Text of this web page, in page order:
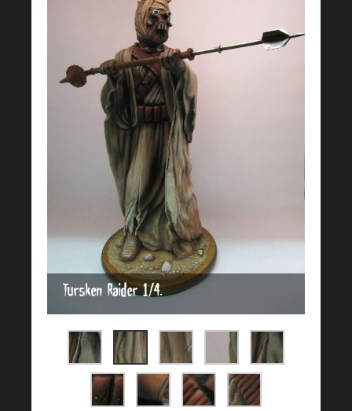
Tursken Raider 1/4.